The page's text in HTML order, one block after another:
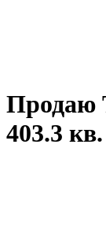
Продаю
403.3